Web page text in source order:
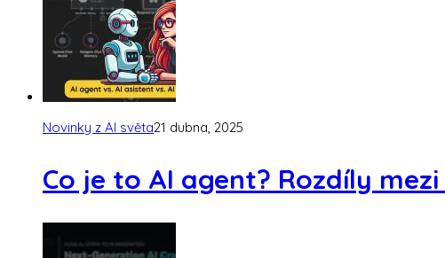
Novinky z AI světa21 dubna, 2025
Co je to AI agent? Rozdíly